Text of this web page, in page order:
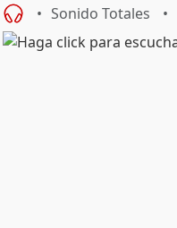
Sonido Totales